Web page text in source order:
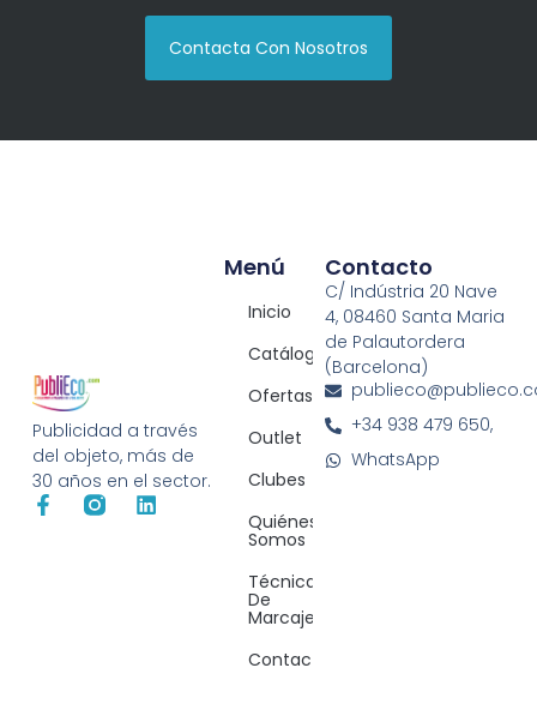
Contacta Con Nosotros
Publicidad a través
del objeto, más de
30 años en el sector.
Menú
Inicio
Catálogos
Ofertas
Outlet
Clubes
Quiénes
Somos
Técnicas
De
Marcaje
Contacto
Contacto
C/ Indústria 20 Nave
4, 08460 Santa Maria
de Palautordera
(Barcelona)
+34 938 479 650,
WhatsApp